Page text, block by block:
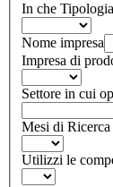
In che
Nome impresa
Impresa di
Settore in cui
Mesi di
Utilizzi le